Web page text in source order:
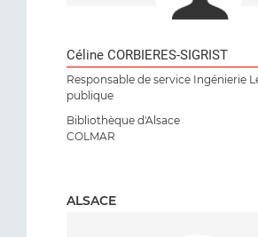
Céline CORBIERES-SIGRIST
Responsable de service Ingénierie
publique
Bibliothèque d'Alsace
COLMAR
ALSACE